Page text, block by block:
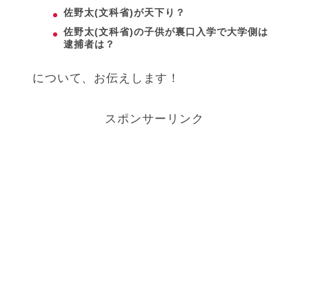
佐野太(文科省)が天下り？
佐野太(文科省)の子供が裏口入学で大学側は
逮捕者は？
について、お伝えします！
スポンサーリンク